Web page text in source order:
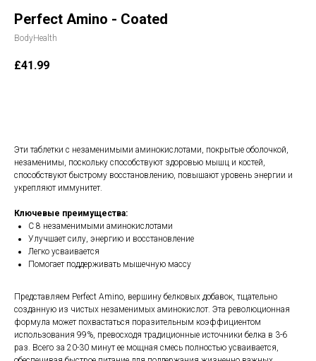
Perfect Amino - Coated
BodyHealth
£41.99
Эти таблетки с незаменимыми аминокислотами, покрытые оболочкой,
незаменимы, поскольку способствуют здоровью мышц и костей,
способствуют быстрому восстановлению, повышают уровень энергии и
укрепляют иммунитет.
Ключевые преимущества:
С 8 незаменимыми аминокислотами
Улучшает силу, энергию и восстановление
Легко усваивается
Помогает поддерживать мышечную массу
Представляем Perfect Amino, вершину белковых добавок, тщательно
созданную из чистых незаменимых аминокислот. Эта революционная
формула может похвастаться поразительным коэффициентом
использования 99%, превосходя традиционные источники белка в 3-6
раз. Всего за 20-30 минут ее мощная смесь полностью усваивается,